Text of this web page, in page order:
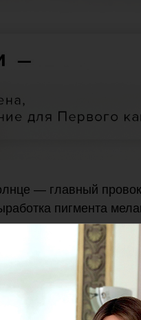
— главный
пигмента
лимон и
анализы, чтобы
равномерному